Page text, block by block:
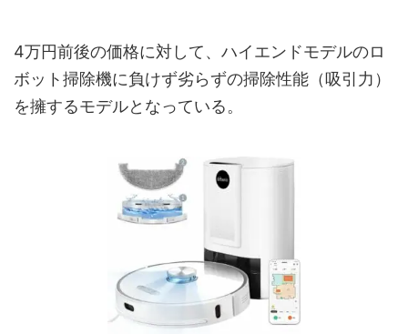
4万円前後の価格に対して、ハイエンドモデルのロ
ボット掃除機に負けず劣らずの掃除性能（吸引力）
を擁するモデルとなっている。